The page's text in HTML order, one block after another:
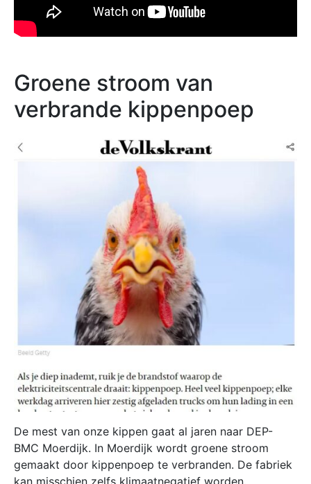
Groene stroom van
verbrande kippenpoep
De mest van onze kippen gaat al jaren naar DEP-
BMC Moerdijk. In Moerdijk wordt groene stroom
gemaakt door kippenpoep te verbranden. De fabriek
kan misschien zelfs klimaatnegatief worden.